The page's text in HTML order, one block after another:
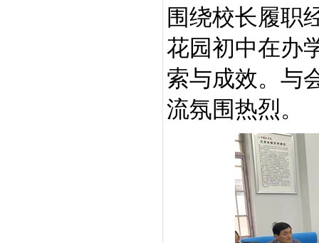
围绕校长履职
花园初中在办
索与成效。与
流氛围热烈。